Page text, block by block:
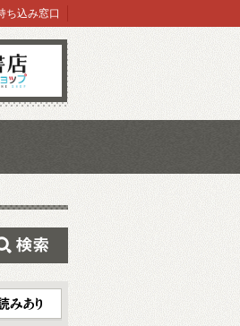
ち込み窓口